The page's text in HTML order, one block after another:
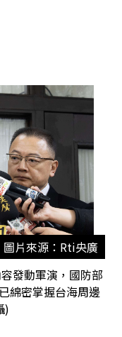
圖片來源：Rti央廣
發動軍演，國防部
綿密掌握台海周邊
)